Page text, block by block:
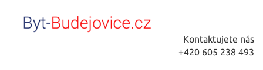
Kontaktujete nás
+420 605 238 493